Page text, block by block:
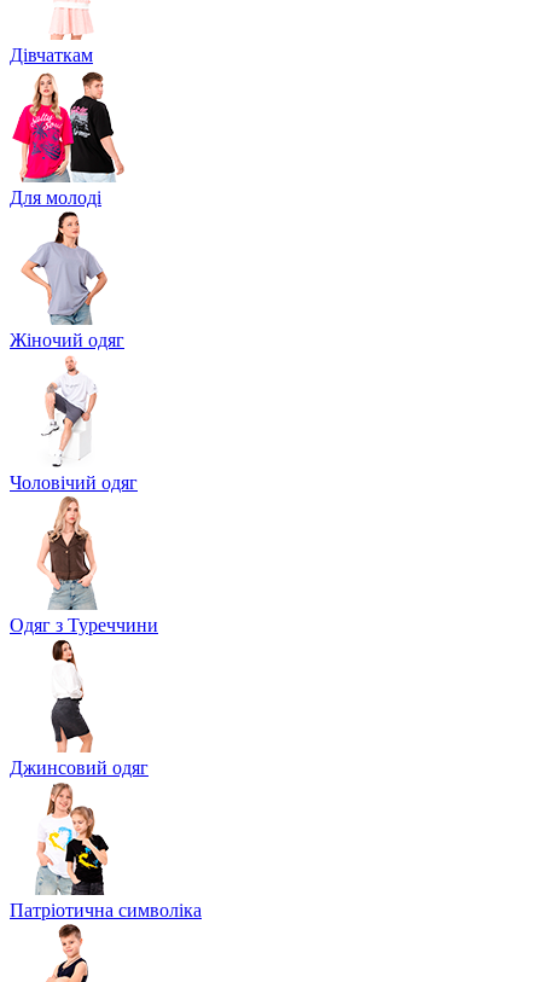
Дівчаткам
Для молоді
Жіночий одяг
Чоловічий одяг
Одяг з Туреччини
Джинсовий одяг
Патріотична символіка